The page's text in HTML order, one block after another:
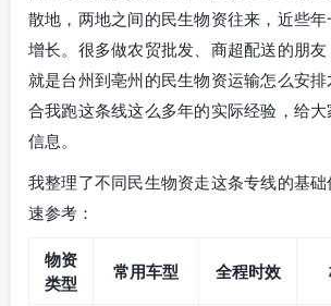
散地，两地之间的民生物资往来，近些
增长。很多做农贸批发、商超配送的朋
就是台州到亳州的民生物资运输怎么安
合我跑这条线这么多年的实际经验，给
信息。
我整理了不同民生物资走这条专线的基
速参考：
物资
类型
常用车型 全程时效